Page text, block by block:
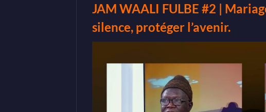
JAM WAALI FULBE #2 |
silence, protéger l’avenir.